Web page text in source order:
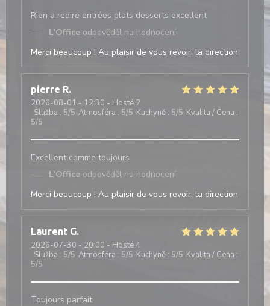
Rien a redire entrées plats desserts excellent
L'Office odpověděl na hodnocení
Merci beaucoup ! Au plaisir de vous revoir, la direction
pierre R
2026-08-01 - 12:30 - Hosté 2
Služba : 5/5 Atmosféra : 5/5 Kuchyně : 5/5 Kvalita / Cena :
5/5
Excellent comme toujours
L'Office odpověděl na hodnocení
Merci beaucoup ! Au plaisir de vous revoir, la direction
Laurent G
2026-07-30 - 20:00 - Hosté 4
Služba : 5/5 Atmosféra : 5/5 Kuchyně : 5/5 Kvalita / Cena :
5/5
Toujours parfait